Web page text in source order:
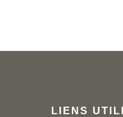
LIENS